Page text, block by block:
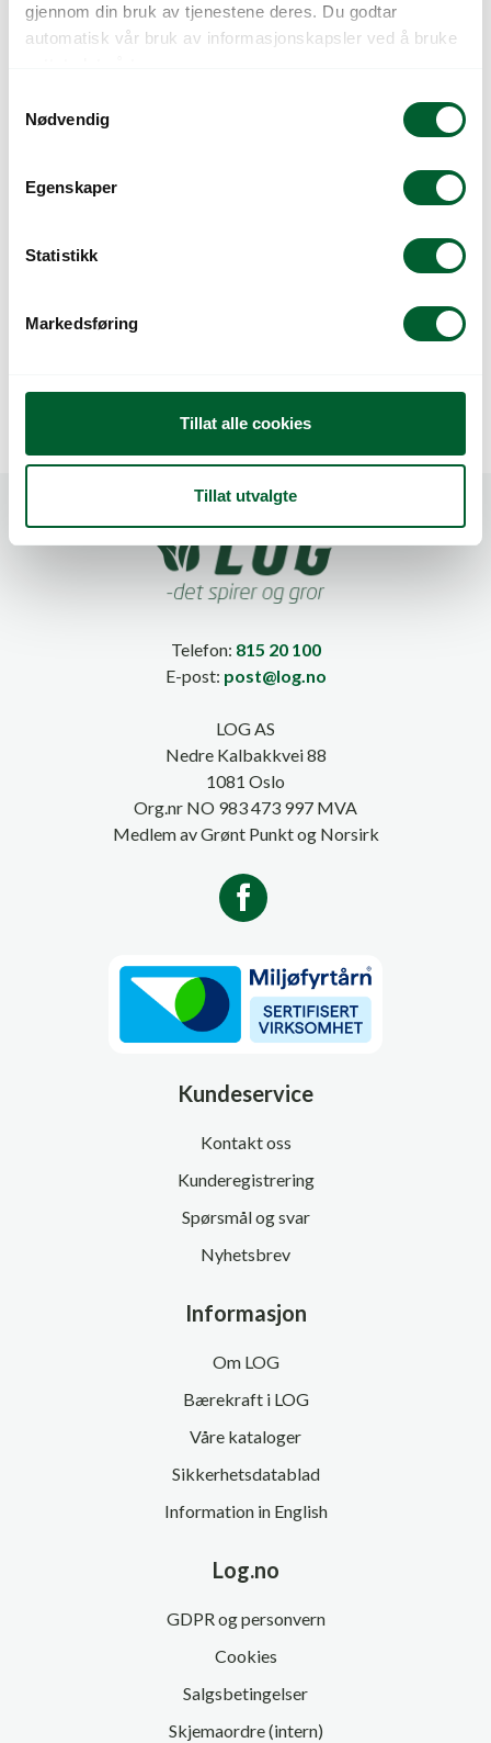
gjennom din bruk av tjenestene deres. Du godtar
automatisk vår bruk av informasjonskapsler ved å bruke
Nødvendig
Egenskaper
Statistikk
Markedsføring
Tillat alle cookies
Tillat utvalgte
POTETPOSE 5 KG
GÅRDSPOTETER»
POTETPOSE 5 KG,
«MATPOTETER»
Telefon: 815 20 100
E-post: post@log.no
LOG AS
Nedre Kalbakkvei 88
1081 Oslo
Org.nr NO 983 473 997 MVA
Medlem av Grønt Punkt og Norsirk
Kundeservice
Kontakt oss
Kunderegistrering
Spørsmål og svar
Nyhetsbrev
Informasjon
Om LOG
Bærekraft i LOG
Våre kataloger
Sikkerhetsdatablad
Information in English
Log.no
GDPR og personvern
Cookies
Salgsbetingelser
Skjemaordre (intern)